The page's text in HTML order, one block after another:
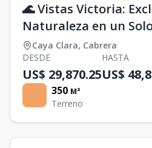
🌊 Vistas Victoria:
Naturaleza en un
Caya Clara, Cabrera
DESDE
US$ 29,870.25
HASTA
US$
350 M²
Terreno